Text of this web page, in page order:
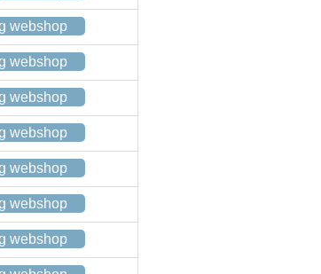
webshop
webshop
webshop
webshop
webshop
webshop
webshop